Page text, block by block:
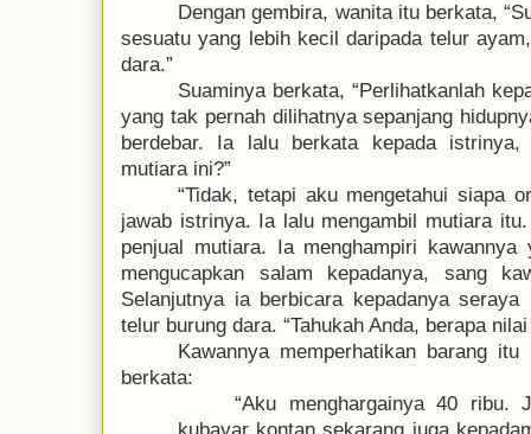
Dengan gembira, wanita itu berkata,
sesuatu yang lebih kecil daripada telur
dara.”
Suaminya berkata, “Perlihatkanlah
yang tak pernah dilihatnya sepanjang
berdebar. Ia lalu berkata kepada istrinya,
mutiara ini?”
“Tidak, tetapi aku mengetahui siapa
jawab istrinya. Ia lalu mengambil mutiara
penjual mutiara. Ia menghampiri
mengucapkan salam kepadanya, sang
Selanjutnya ia berbicara kepadanya seraya
telur burung dara. “Tahukah Anda, berapa
Kawannya memperhatikan barang
berkata:
“Aku menghargainya 40 ribu.